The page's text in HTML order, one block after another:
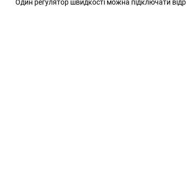
Один регулятор швидкості можна підключати